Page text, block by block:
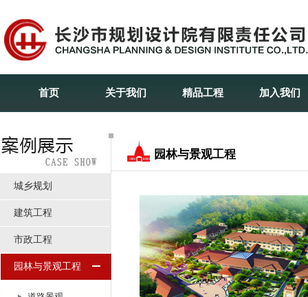
首页 关于我们 精品工程 加入我们
城乡规划
建筑工程
市政工程
园林与景观工程
园林与景观工程